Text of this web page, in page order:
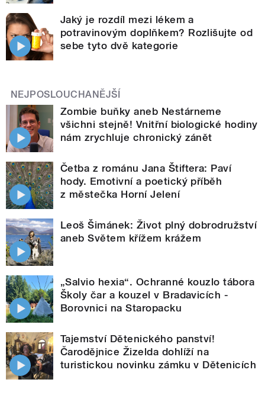
Jaký je rozdíl mezi lékem a
potravinovým doplňkem? Rozlišujte od
sebe tyto dvě kategorie
NEJPOSLOUCHANĚJŠÍ
Zombie buňky aneb Nestárneme
všichni stejně! Vnitřní biologické hodiny
nám zrychluje chronický zánět
Četba z románu Jana Štiftera: Paví
hody. Emotivní a poetický příběh
z městečka Horní Jelení
Leoš Šimánek: Život plný dobrodružství
aneb Světem křížem krážem
„Salvio hexia“. Ochranné kouzlo tábora
Školy čar a kouzel v Bradavicích -
Borovnici na Staropacku
Tajemství Dětenického panství!
Čarodějnice Žizelda dohlíží na
turistickou novinku zámku v Dětenicích